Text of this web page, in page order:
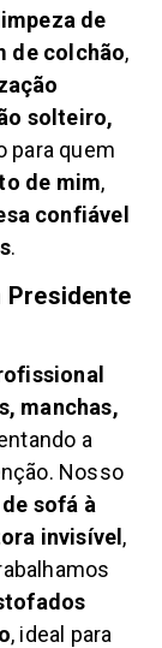
de
de colchão,
solteiro,
para quem
de mim,
confiável
.
Presidente
manchas,
a
Nosso
sofá à
invisível,
, ideal para